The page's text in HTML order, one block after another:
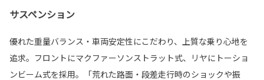
サスペンション
優れた重量バランス・車両安定性にこだわり、上質な乗り心地を
追求。フロントにマクファーソンストラット式、リヤにトーショ
ンビーム式を採用。「荒れた路面・段差走行時のショックや振